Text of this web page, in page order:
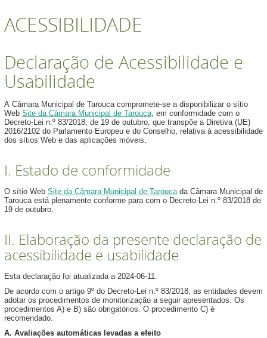
ACESSIBILIDADE
Declaração de Acessibilidade e
Usabilidade
A Câmara Municipal de Tarouca compromete-se a disponibilizar o sítio
Web Site da Câmara Municipal de Tarouca, em conformidade com o
Decreto-Lei n.º 83/2018, de 19 de outubro, que transpõe a Diretiva (UE)
2016/2102 do Parlamento Europeu e do Conselho, relativa à acessibilidade
dos sítios Web e das aplicações móveis.
I. Estado de conformidade
O sítio Web Site da Câmara Municipal de Taroucada Câmara Municipal de
Tarouca está plenamente conforme para com o Decreto-Lei n.º 83/2018 de
19 de outubro.
II. Elaboração da presente declaração de
acessibilidade e usabilidade
Esta declaração foi atualizada a 2024-06-11.
De acordo com o artigo 9º do Decreto-Lei n.º 83/2018, as entidades devem
adotar os procedimentos de monitorização a seguir apresentados. Os
procedimentos A) e B) são obrigatórios. O procedimento C) é
recomendado.
A. Avaliações automáticas levadas a efeito